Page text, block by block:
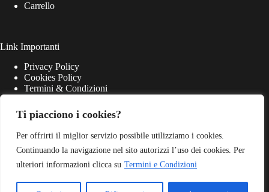
Ti piacciono i cookies?
Per offrirti il miglior servizio possibile utilizziamo i cookies.
Continuando la navigazione nel sito autorizzi l’uso dei cookies. Per
ulteriori informazioni clicca su Termini e Condizioni
Carrello
Link Importanti
Privacy Policy
Cookies Policy
Termini & Condizioni